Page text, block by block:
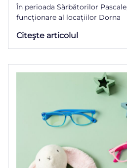
În perioada Sărbătorilor
funcționare al locațiilor Dorna
Citeşte articolul